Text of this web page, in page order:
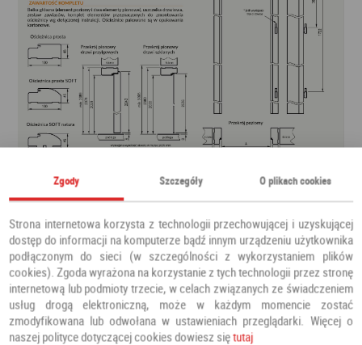
Zgody Szczegóły O plikach cookies
Strona internetowa korzysta z technologii przechowującej i uzyskującej
dostęp do informacji na komputerze bądź innym urządzeniu użytkownika
podłączonym do sieci (w szczególności z wykorzystaniem plików
cookies). Zgoda wyrażona na korzystanie z tych technologii przez stronę
internetową lub podmioty trzecie, w celach związanych ze świadczeniem
usług drogą elektroniczną, może w każdym momencie zostać
zmodyfikowana lub odwołana w ustawieniach przeglądarki. Więcej o
naszej polityce dotyczącej cookies dowiesz siętutaj